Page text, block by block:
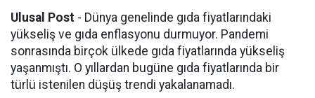
Ulusal Post - Dünya genelinde gıda fiyatlarındaki
yükseliş ve gıda enflasyonu durmuyor. Pandemi
sonrasında birçok ülkede gıda fiyatlarında yükseliş
yaşanmıştı. O yıllardan bugüne gıda fiyatlarında bir
türlü istenilen düşüş trendi yakalanamadı.